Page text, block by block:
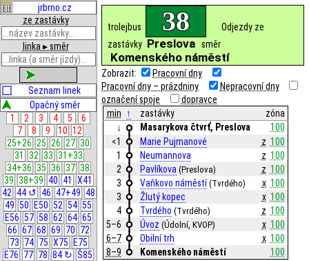
jrbrno.cz
ze zastávky
linka ▸ směr
Seznam linek
Opačný směr
1
2 3 4 5
6
7
8 9 10 12
25+26 25 26 27 30
31
32 33 31+33
34+36 35 36 37 38
39 38+39 40 41
X41
42 44 ↺ 46 47+49 48
49 50 E50 52 54 55
E56 57 58 62 64 65
66 67 68 69 70 72
73 74 75 X75
E75
E76 77 78 84 ↻ Š85
trolejbus 38
Odjezdy ze
zastávky Preslova směr
Komenského náměstí
Zobrazit:
Pracovní dny
Pracovní dny – prázdniny
Nepracovní dny
označení spoje
dopravce
min
↑ zastávky
zóna
↓
Masarykova čtvrť, Preslova
100
<1
Marie Pujmanové z 100
1
Neumannova z 100
2
Pavlíkova (Preslova) z 100
3
Vaňkovo náměstí (Tvrdého) x 100
3
Žlutý kopec x 100
4
Tvrdého (Tvrdého) z 100
5–6
Úvoz (Údolní, KVOP) x 100
6–7
Obilní trh x 100
8–9
Komenského náměstí 100